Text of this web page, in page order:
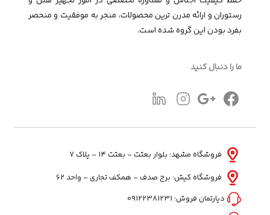
رستوران و ارائه مدرن ترین محصولات، منجر به موفقیت و منحصر
بفرد بودن این گروه شده است.
ما را دنبال کنید
فروشگاه مشهد: بلوار بعثت - بعثت ۱۴ - پلاک ۷
فروشگاه کیش: برج صدف - همکف تجاری - واحد 62
دپارتمان فروش: 09122381231